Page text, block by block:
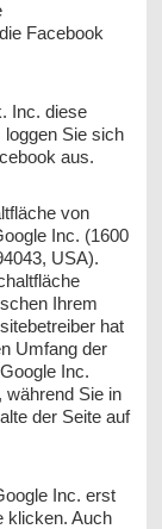
Facebook
Inc. diese
loggen Sie sich
aus.
von
Inc. (1600
USA).
Ihrem
hat
Umfang der
Inc.
während Sie in
der Seite auf
Inc. erst
klicken. Auch